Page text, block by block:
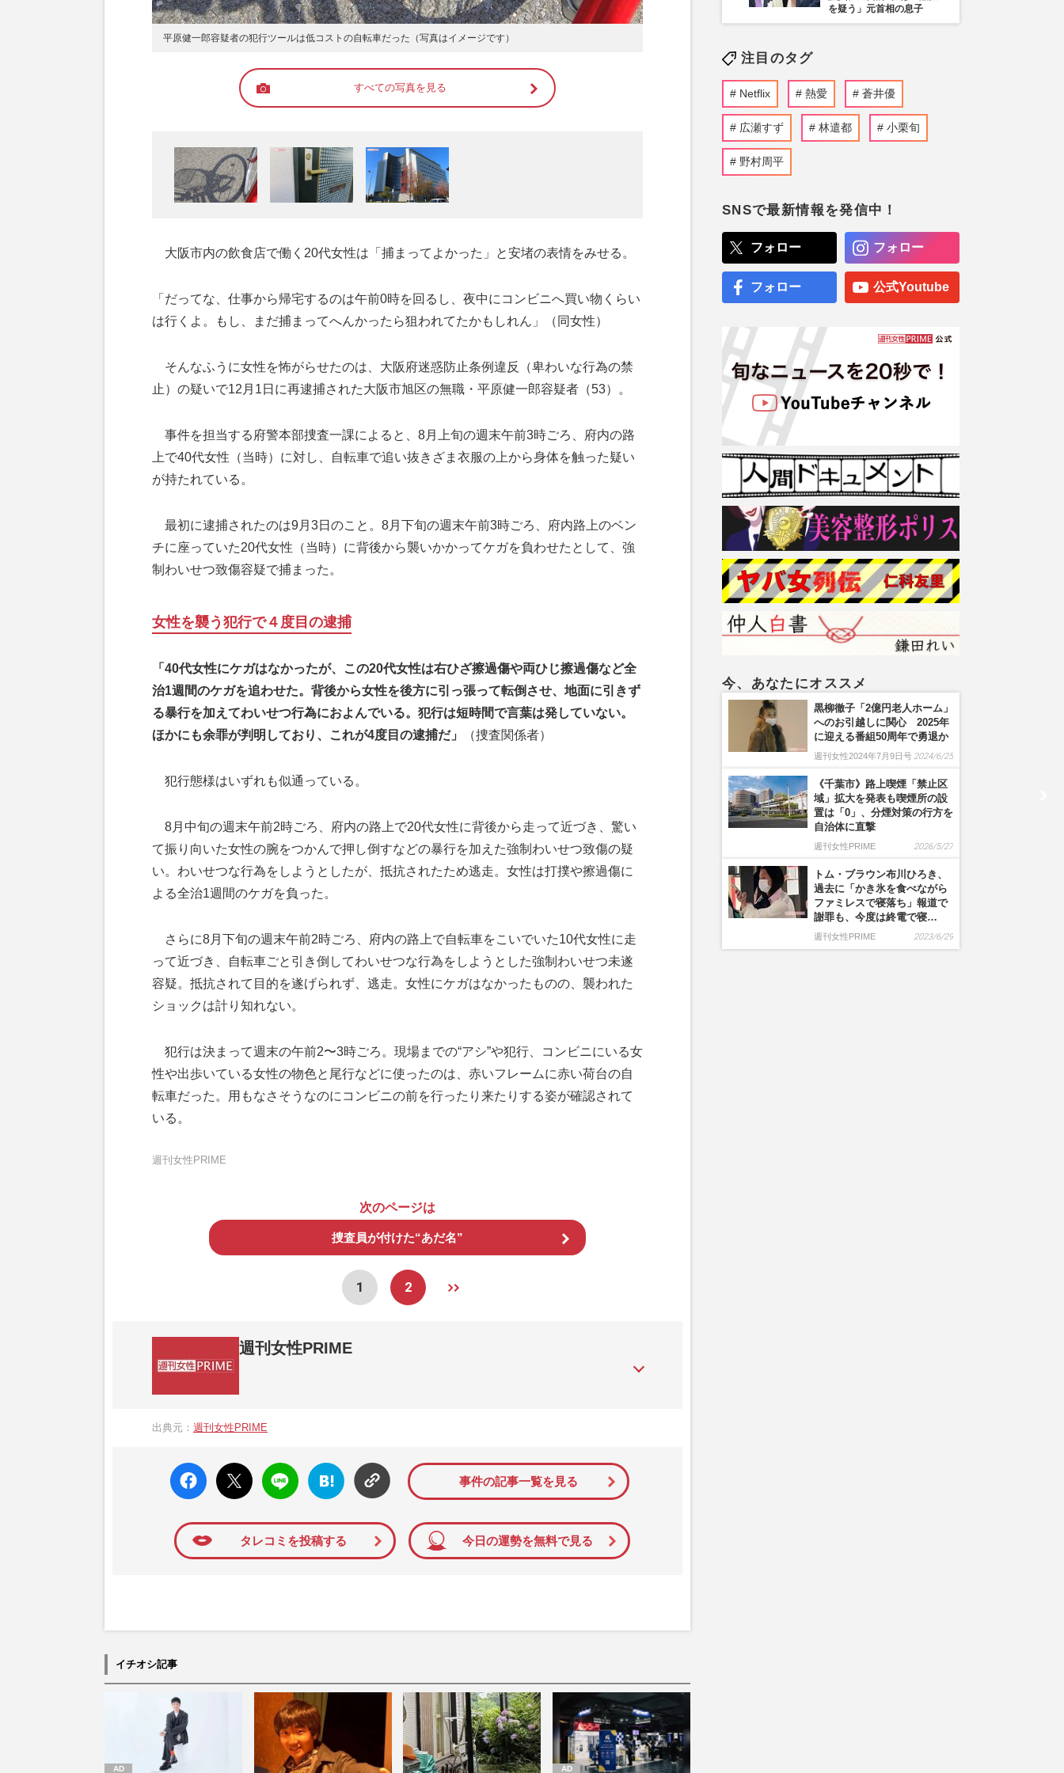
平原健一郎容疑者の犯行ツールは低コストの自転車だった（写真はイメージです）
すべての写真を見る
大阪市内の飲食店で働く20代女性は「捕まってよかった」と安堵の表情をみせる。
「だってな、仕事から帰宅するのは午前0時を回るし、夜中にコンビニへ買い物くらい
は行くよ。もし、まだ捕まってへんかったら狙われてたかもしれん」（同女性）
そんなふうに女性を怖がらせたのは、大阪府迷惑防止条例違反（卑わいな行為の禁
止）の疑いで12月1日に再逮捕された大阪市旭区の無職・平原健一郎容疑者（53）。
事件を担当する府警本部捜査一課によると、8月上旬の週末午前3時ごろ、府内の路
上で40代女性（当時）に対し、自転車で追い抜きざま衣服の上から身体を触った疑い
が持たれている。
最初に逮捕されたのは9月3日のこと。8月下旬の週末午前3時ごろ、府内路上のベン
チに座っていた20代女性（当時）に背後から襲いかかってケガを負わせたとして、強
制わいせつ致傷容疑で捕まった。
女性を襲う犯行で４度目の逮捕
「40代女性にケガはなかったが、この20代女性は右ひざ擦過傷や両ひじ擦過傷など全
治1週間のケガを追わせた。背後から女性を後方に引っ張って転倒させ、地面に引きず
る暴行を加えてわいせつ行為におよんでいる。犯行は短時間で言葉は発していない。
ほかにも余罪が判明しており、これが4度目の逮捕だ」
（捜査関係者）
犯行態様はいずれも似通っている。
8月中旬の週末午前2時ごろ、府内の路上で20代女性に背後から走って近づき、驚い
て振り向いた女性の腕をつかんで押し倒すなどの暴行を加えた強制わいせつ致傷の疑
い。わいせつな行為をしようとしたが、抵抗されたため逃走。女性は打撲や擦過傷に
よる全治1週間のケガを負った。
さらに8月下旬の週末午前2時ごろ、府内の路上で自転車をこいでいた10代女性に走
って近づき、自転車ごと引き倒してわいせつな行為をしようとした強制わいせつ未遂
容疑。抵抗されて目的を遂げられず、逃走。女性にケガはなかったものの、襲われた
ショックは計り知れない。
犯行は決まって週末の午前2〜3時ごろ。現場までの“アシ”や犯行、コンビニにいる女
性や出歩いている女性の物色と尾行などに使ったのは、赤いフレームに赤い荷台の自
転車だった。用もなさそうなのにコンビニの前を行ったり来たりする姿が確認されて
いる。
週刊女性PRIME
次のページは
捜査員が付けた“あだ名”
1 2
週刊女性PRIME
か、女性週刊誌『週刊女性』の誌面に掲載された記事から、インターネット利用者層にとって特に関心の
出典元： 週刊女性PRIME
faceboo
k いい
ね
X ポス
ト
LINE
はてな
ブック
マーク
事件の記事一覧を見る
タレコミを投稿する 今日の運勢を無料で見る
イチオシ記事
を疑う」元首相の息子
注目のタグ
Netflix 熱愛 蒼井優
広瀬すず 林遣都 小栗旬
野村周平
SNSで最新情報を発信中！
フォロー フォロー
フォロー 公式Youtube
今、あなたにオススメ
黒柳徹子「2億円老人ホーム」
へのお引越しに関心 2025年
に迎える番組50周年で勇退か
週刊女性2024年7月9日号 2024/6/25
《千葉市》路上喫煙「禁止区
域」拡大を発表も喫煙所の設
置は「0」、分煙対策の行方を
自治体に直撃
週刊女性PRIME 2026/5/27
トム・ブラウン布川ひろき、
過去に「かき氷を食べながら
ファミレスで寝落ち」報道で
謝罪も、今度は終電で寝…
週刊女性PRIME 2023/6/29